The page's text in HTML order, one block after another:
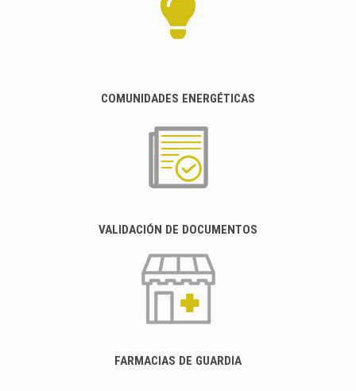
COMUNIDADES ENERGÉTICAS
VALIDACIÓN DE DOCUMENTOS
FARMACIAS DE GUARDIA